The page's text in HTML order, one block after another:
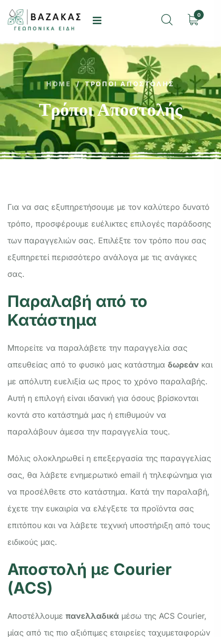
0
HOME / ΤΡΌΠΟΙ ΑΠΟΣΤΟΛΉΣ
Τρόποι Αποστολής
Για να σας εξυπηρετήσουμε με τον καλύτερο δυνατό
τρόπο, προσφέρουμε ευέλικτες επιλογές παράδοσης
των παραγγελιών σας. Επιλέξτε τον τρόπο που σας
εξυπηρετεί περισσότερο ανάλογα με τις ανάγκες
σας.
Παραλαβή από το
Κατάστημα
Μπορείτε να παραλάβετε την παραγγελία σας
απευθείας από το φυσικό μας κατάστημα δωρεάν και
με απόλυτη ευελιξία ως προς το χρόνο παραλαβής.
Αυτή η επιλογή είναι ιδανική για όσους βρίσκονται
κοντά στο κατάστημά μας ή επιθυμούν να
παραλάβουν άμεσα την παραγγελία τους.
Μόλις ολοκληρωθεί η επεξεργασία της παραγγελίας
σας, θα λάβετε ενημερωτικό email ή τηλεφώνημα για
να προσέλθετε στο κατάστημα. Κατά την παραλαβή,
έχετε την ευκαιρία να ελέγξετε τα προϊόντα σας
επιτόπου και να λάβετε τεχνική υποστήριξη από τους
ειδικούς μας.
Αποστολή με Courier
(ACS)
Αποστέλλουμε πανελλαδικά μέσω της ACS Courier,
μίας από τις πιο αξιόπιμες εταιρείες ταχυμεταφορών